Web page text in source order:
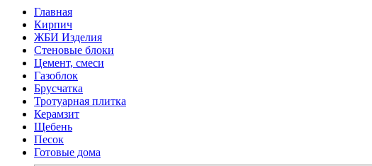
Главная
Кирпич
ЖБИ Изделия
Стеновые блоки
Цемент, смеси
Газоблок
Брусчатка
Тротуарная плитка
Керамзит
Щебень
Песок
Готовые дома